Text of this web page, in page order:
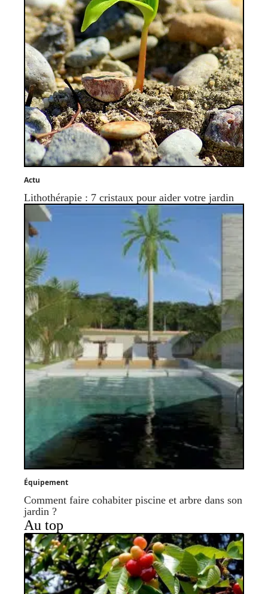
Actu
Lithothérapie : 7 cristaux pour aider votre jardin
Équipement
Comment faire cohabiter piscine et arbre dans son
jardin ?
Au top